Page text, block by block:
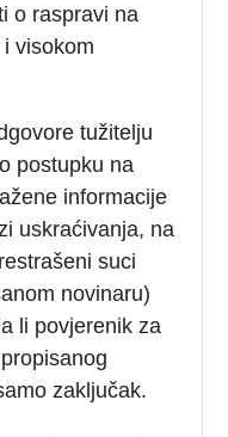
o raspravi na
visokom
tužitelju
postupku na
informacije
uskraćivanja, na
suci
novinaru)
li povjerenik za
zaključak.